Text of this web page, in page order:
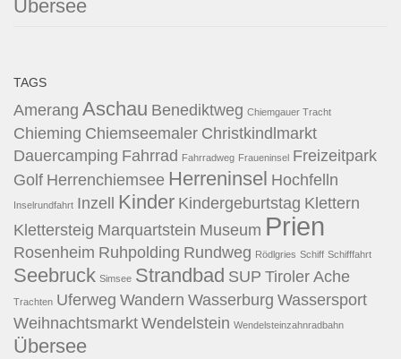
Übersee
TAGS
Amerang Aschau Benediktweg Chiemgauer Tracht
Chieming Chiemseemaler Christkindlmarkt
Dauercamping Fahrrad Fahrradweg Fraueninsel Freizeitpark
Golf Herrenchiemsee Herreninsel Hochfelln
Inselrundfahrt Inzell Kinder Kindergeburtstag Klettern
Klettersteig Marquartstein Museum Prien
Rosenheim Ruhpolding Rundweg Rödlgries Schiff Schifffahrt
Seebruck Simsee Strandbad SUP Tiroler Ache
Trachten Uferweg Wandern Wasserburg Wassersport
Weihnachtsmarkt Wendelstein Wendelsteinzahnradbahn
Übersee